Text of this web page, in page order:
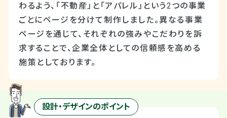
わるよう、「不動産」と「アパレル」という2つの事業
ごとにページを分けて制作しました。異なる事業
ページを通じて、それぞれの強みやこだわりを訴
求することで、企業全体としての信頼感を高める
施策としております。
設計・デザインのポイント